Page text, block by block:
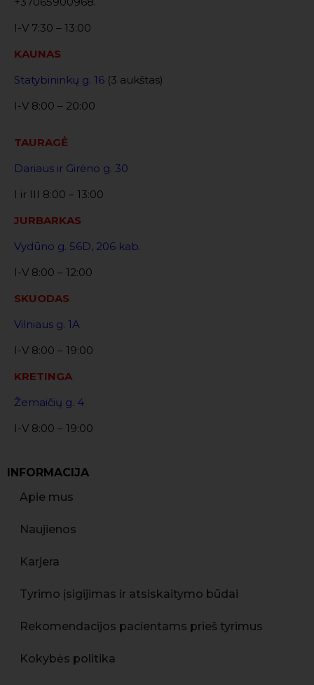
I-V 7:30 – 13:00
KAUNAS
Statybininkų g. 16 (3 aukštas)
I-V 8:00 – 20:00
TAURAGĖ
Dariaus ir Girėno g. 30
I ir III 8:00 – 13:00
JURBARKAS
Vydūno g. 56D, 206 kab.
I-V 8:00 – 12:00
SKUODAS
Vilniaus g. 1A
I-V 8:00 – 19:00
KRETINGA
Žemaičių g. 4
I-V 8:00 – 19:00
INFORMACIJA
Apie mus
Naujienos
Karjera
Tyrimo įsigijimas ir atsiskaitymo būdai
Rekomendacijos pacientams prieš tyrimus
Kokybės politika